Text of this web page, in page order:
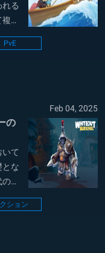
る
数
なイ
ーズ
が
PvE
Feb 04, 2025
の
て
とな
ヒ
両方
、兵
ル
ション